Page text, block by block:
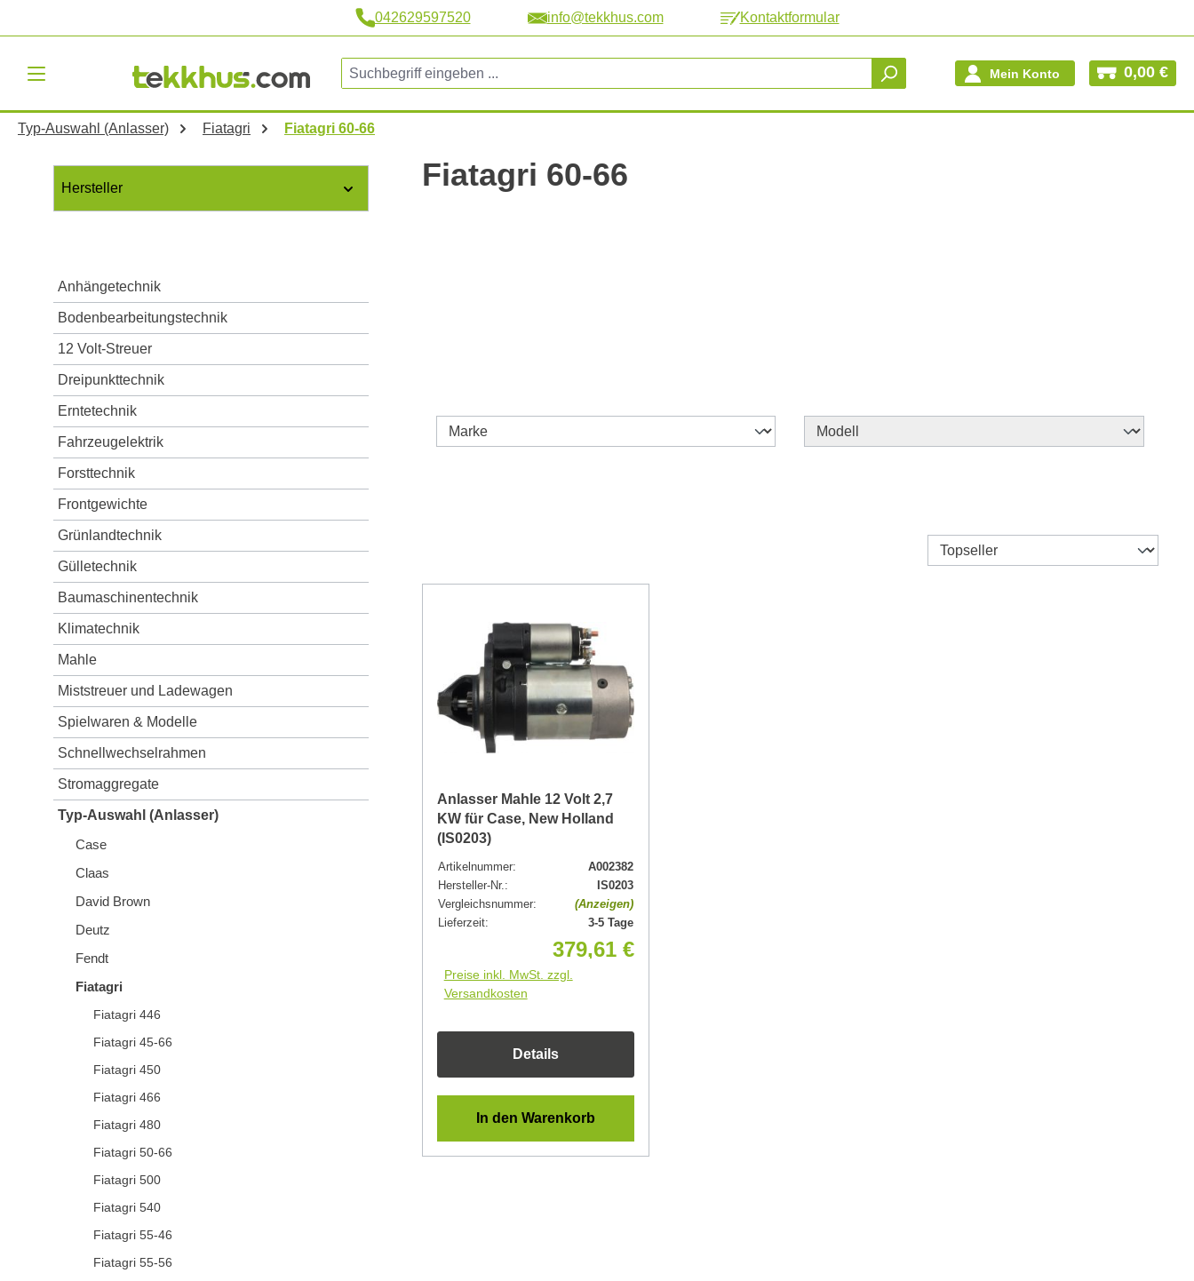
042629597520 info@tekkhus.com Kontaktformular
Mein Konto 0,00 €
Typ-Auswahl (Anlasser) Fiatagri Fiatagri 60-66
Anhängetechnik
Bodenbearbeitungstechnik
12 Volt-Streuer
Dreipunkttechnik
Erntetechnik
Fahrzeugelektrik
Forsttechnik
Frontgewichte
Grünlandtechnik
Gülletechnik
Baumaschinentechnik
Klimatechnik
Mahle
Miststreuer und Ladewagen
Spielwaren & Modelle
Schnellwechselrahmen
Stromaggregate
Typ-Auswahl (Anlasser)
Case
Claas
David Brown
Deutz
Fendt
Fiatagri
Fiatagri 446
Fiatagri 45-66
Fiatagri 450
Fiatagri 466
Fiatagri 480
Fiatagri 50-66
Fiatagri 500
Fiatagri 540
Fiatagri 55-46
Fiatagri 55-56
Hersteller Fiatagri 60-66
Anlasser Mahle 12 Volt 2,7
KW für Case, New Holland
(IS0203)
Artikelnummer:
A002382
Hersteller-Nr.:
IS0203
Vergleichsnummer:
(Anzeigen)
Lieferzeit:
3-5 Tage
379,61 €
Preise inkl. MwSt. zzgl.
Versandkosten
Details
In den Warenkorb